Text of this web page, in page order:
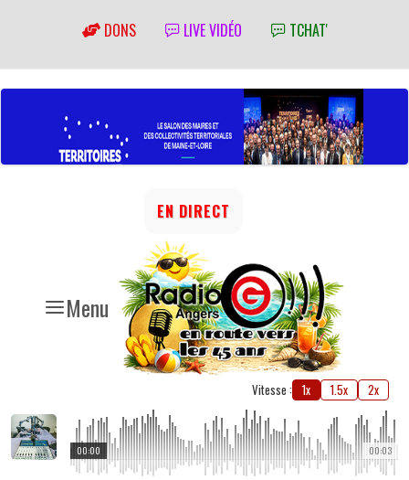
DONS LIVE VIDÉO TCHAT'
Menu
EN DIRECT
Vitesse : 1x 1.5x 2x
00:03
00:00